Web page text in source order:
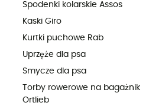
Spodenki kolarskie Assos
Kaski Giro
Kurtki puchowe Rab
Uprzęże dla psa
Smycze dla psa
Torby rowerowe na bagażnik
Ortlieb